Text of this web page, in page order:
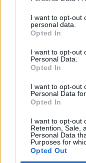
I want to opt-out
personal data.
Opted In
I want to opt-out
Personal Data.
Opted In
I want to opt-out
Personal Data
Opted In
I want to opt-out
Retention, Sale,
Personal Data
Purposes for
Opted Out
BAVENO
Terminato il
per la
Baveno